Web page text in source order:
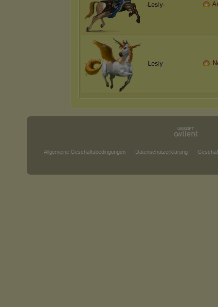
-Lesly-
-Lesly-
Allgemeine Geschäftsbedingungen Datenschutzerklärung